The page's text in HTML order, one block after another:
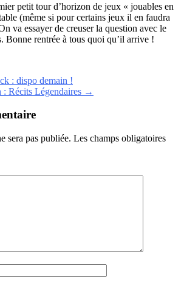
petit tour d’horizon de jeux « jouables en
(même si pour certains jeux il en faudra
va essayer de creuser la question avec le
Bonne rentrée à tous quoi qu’il arrive !
: dispo demain !
: Récits Légendaires →
sera pas publiée. Les champs obligatoires